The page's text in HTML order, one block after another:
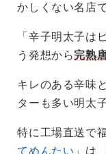
かしくない名店で
「辛子明太子は
う発想から完熟
キレのある辛味
ターも多い明太
特に工場直送で
てめんたい 」は